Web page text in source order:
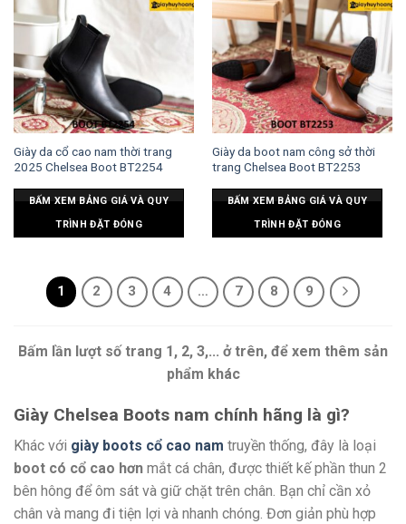
Giày da cổ cao nam thời trang
2025 Chelsea Boot BT2254
BẤM XEM BẢNG GIÁ VÀ QUY
TRÌNH ĐẶT ĐÓNG
Giày da boot nam công sở thời
trang Chelsea Boot BT2253
BẤM XEM BẢNG GIÁ VÀ QUY
TRÌNH ĐẶT ĐÓNG
1 2 3 4 … 7 8 9
Bấm lần lượt số trang 1, 2, 3,... ở trên, để xem thêm sản
phẩm khác
Giày Chelsea Boots nam chính hãng là gì?
Khác với giày boots cổ cao nam truyền thống, đây là loại
boot có cổ cao hơn mắt cá chân, được thiết kế phần thun 2
bên hông để ôm sát và giữ chặt trên chân. Bạn chỉ cần xỏ
chân và mang đi tiện lợi và nhanh chóng. Đơn giản phù hợp